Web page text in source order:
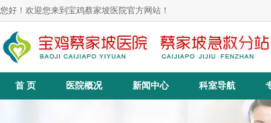
您好！欢迎您来到宝鸡蔡家坡医院官方网站！
首 页 医院概况 新闻中心 科室导航